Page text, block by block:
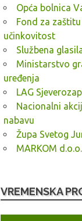
Opća bolnica
Fond za
učinkovitost
Službena
Ministarstvo
uređenja
LAG
Nacionalni
nabavu
Župa Svetog
MARKOM d.o.o.
VREMENSKA